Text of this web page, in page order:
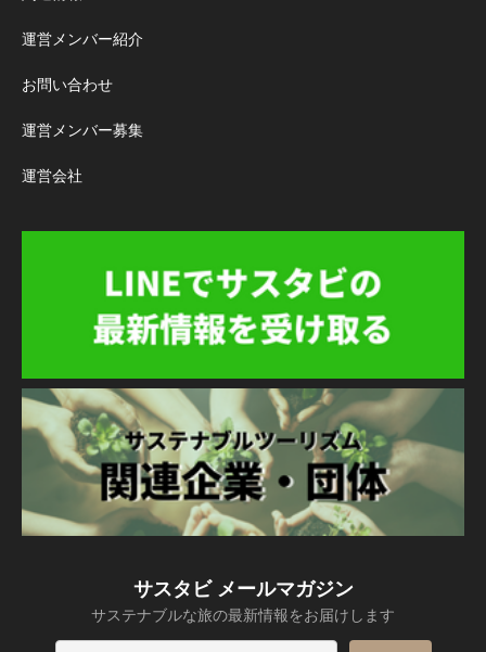
運営メンバー紹介
お問い合わせ
運営メンバー募集
運営会社
サスタビ メールマガジン
サステナブルな旅の最新情報をお届けします